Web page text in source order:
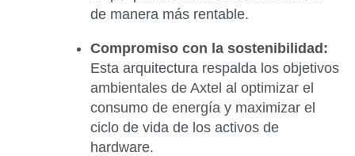
de manera más rentable.
Compromiso con la sostenibilidad:
Esta arquitectura respalda los objetivos
ambientales de Axtel al optimizar el
consumo de energía y maximizar el
ciclo de vida de los activos de
hardware.